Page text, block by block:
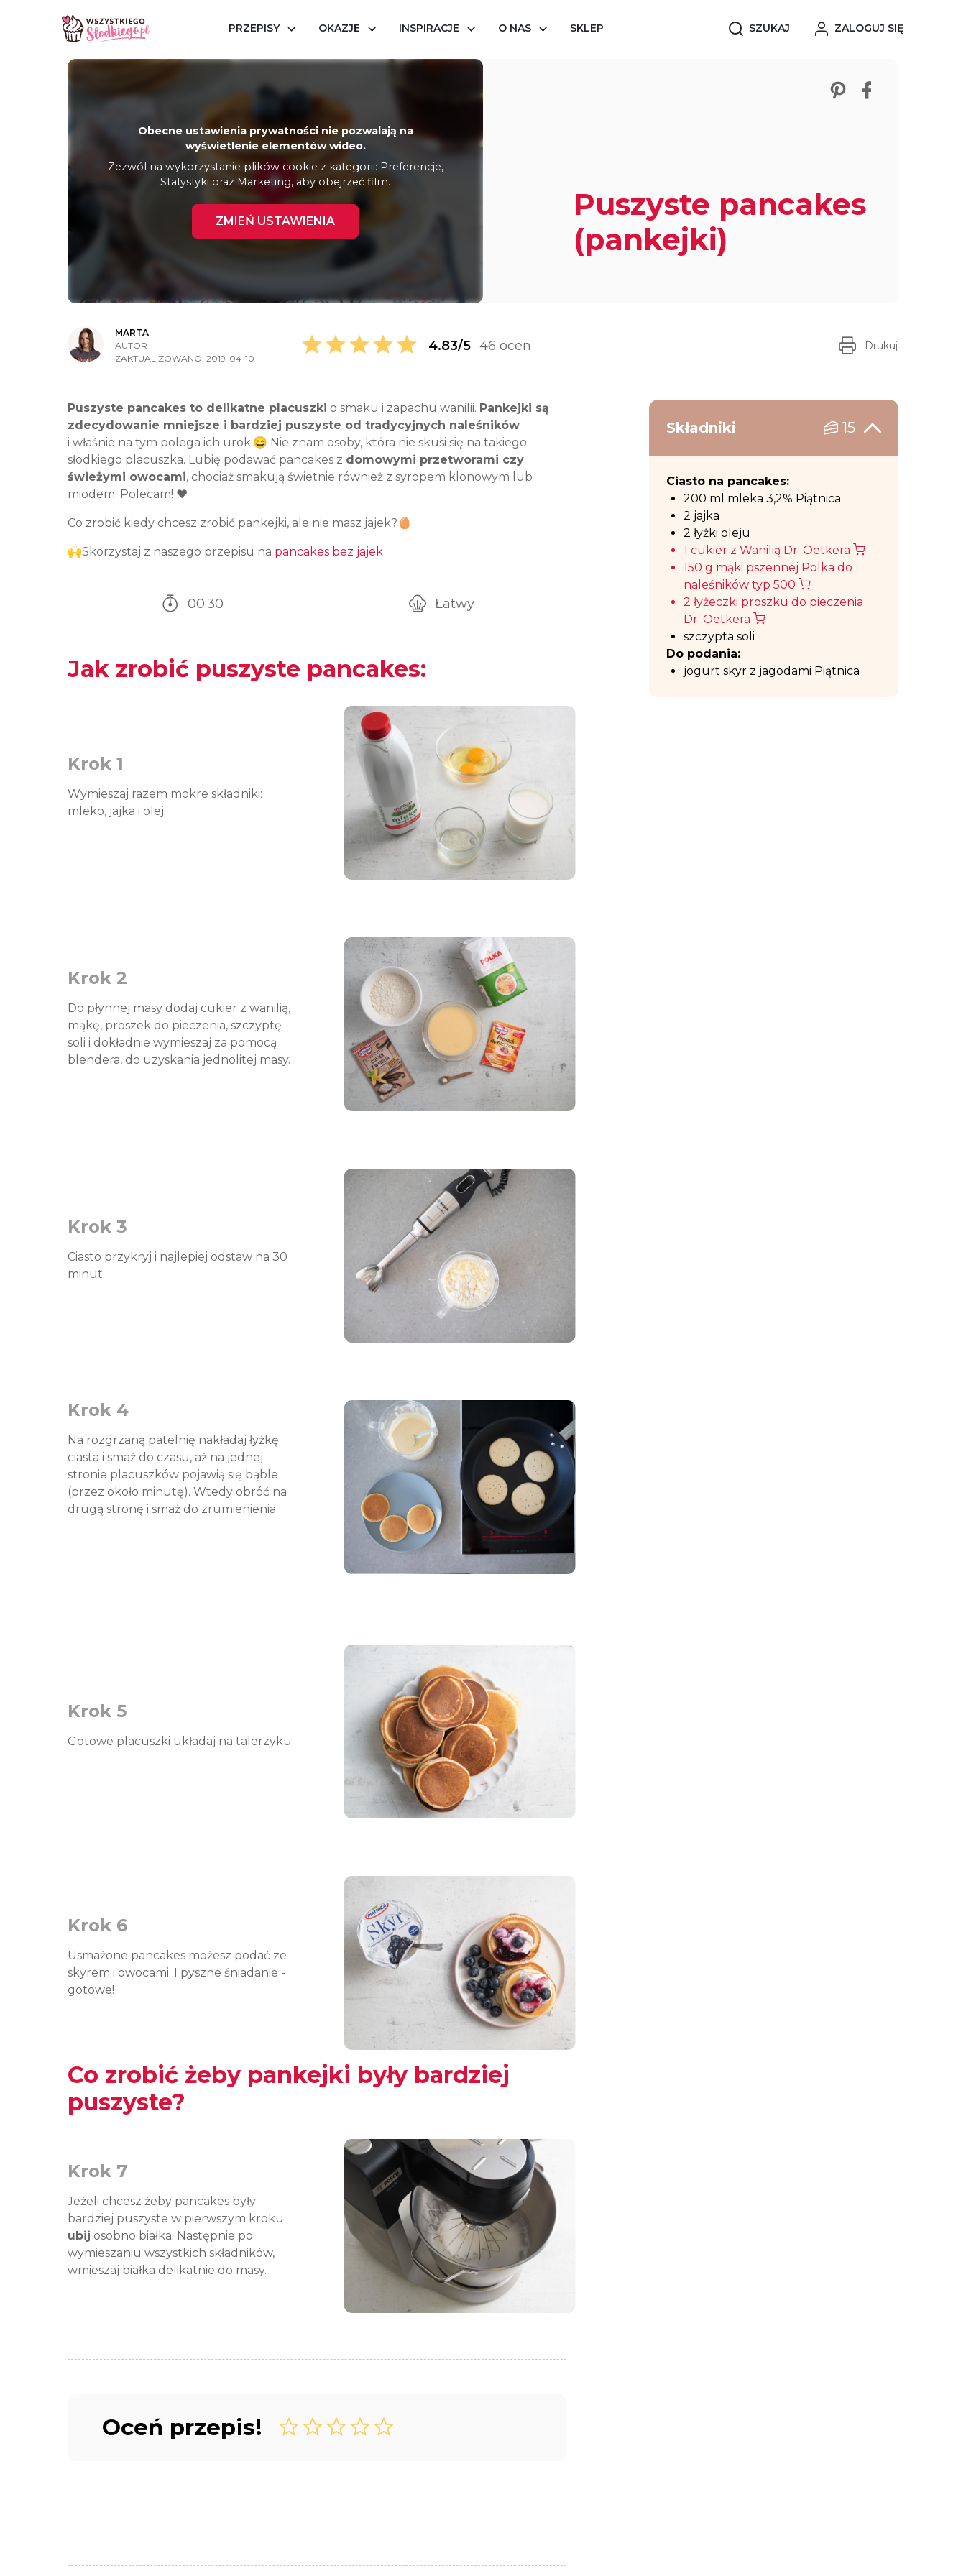
PRZEPISY OKAZJE INSPIRACJE O NAS SKLEP SZUKAJ ZALOGUJ SIĘ
Strona główna Przepisy Gofry, naleśniki, placki Puszyste pancakes (pankejki)
Puszyste pancakes
(pankejki)
Zobacz nasze
Udostępnij
Obecne ustawienia prywatności nie pozwalają na
wyświetlenie elementów wideo.
Zezwól na wykorzystanie plików cookie z kategorii: Preferencje,
Statystyki oraz Marketing, aby obejrzeć film.
ZMIEŃ USTAWIENIA
MARTA
AUTOR
ZAKTUALIZOWANO: 2019-04-10
4.83/5 46 ocen Drukuj
Puszyste pancakes to delikatne placuszki o smaku i zapachu wanilii. Pankejki są
zdecydowanie mniejsze i bardziej puszyste od tradycyjnych naleśników
i właśnie na tym polega ich urok.😄 Nie znam osoby, która nie skusi się na takiego
słodkiego placuszka. Lubię podawać pancakes z domowymi przetworami czy
świeżymi owocami, chociaż smakują świetnie również z syropem klonowym lub
miodem. Polecam! ❤️
Co zrobić kiedy chcesz zrobić pankejki, ale nie masz jajek?🥚
🙌Skorzystaj z naszego przepisu na pancakes bez jajek
00:30
Łatwy
Składniki 15
Ciasto na pancakes:
200 ml mleka 3,2% Piątnica
2 jajka
2 łyżki oleju
1 cukier z Wanilią Dr. Oetkera
150 g mąki pszennej Polka do
naleśników typ 500
2 łyżeczki proszku do pieczenia
Dr. Oetkera
szczypta soli
Do podania:
jogurt skyr z jagodami Piątnica
Jak zrobić puszyste pancakes:
Krok 1
Wymieszaj razem mokre składniki:
mleko, jajka i olej.
Krok 2
Do płynnej masy dodaj cukier z wanilią,
mąkę, proszek do pieczenia, szczyptę
soli i dokładnie wymieszaj za pomocą
blendera, do uzyskania jednolitej masy.
Krok 3
Ciasto przykryj i najlepiej odstaw na 30
minut.
Krok 4
Na rozgrzaną patelnię nakładaj łyżkę
ciasta i smaż do czasu, aż na jednej
stronie placuszków pojawią się bąble
(przez około minutę). Wtedy obróć na
drugą stronę i smaż do zrumienienia.
Krok 5
Gotowe placuszki układaj na talerzyku.
Krok 6
Usmażone pancakes możesz podać ze
skyrem i owocami. I pyszne śniadanie -
gotowe!
Co zrobić żeby pankejki były bardziej
puszyste?
Krok 7
Jeżeli chcesz żeby pancakes były
bardziej puszyste w pierwszym kroku
ubij osobno białka. Następnie po
wymieszaniu wszystkich składników,
wmieszaj białka delikatnie do masy.
Oceń przepis!